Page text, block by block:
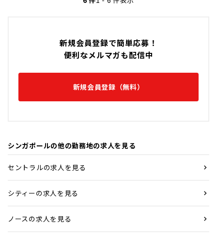
新規会員登録で簡単応募！
便利なメルマガも配信中
新規会員登録（無料）
シンガポールの他の勤務地の求人を見る
セントラルの求人を見る
シティーの求人を見る
ノースの求人を見る